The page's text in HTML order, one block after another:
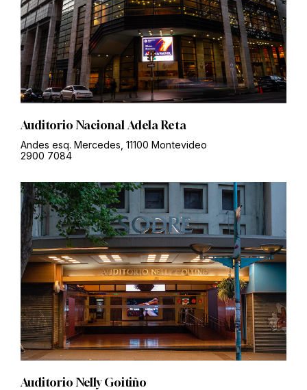
Auditorio Nacional Adela Reta
Andes esq. Mercedes, 11100 Montevideo
2900 7084
Auditorio Nelly Goitiño